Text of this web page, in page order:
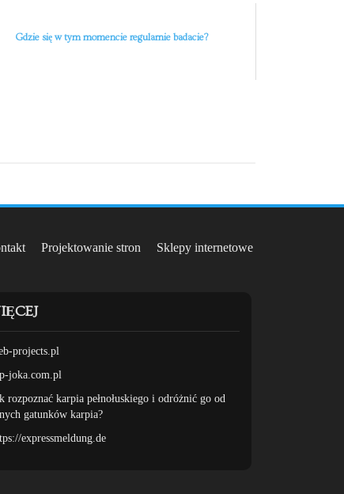
Gdzie się w tym momencie regularnie badacie?
Projektowanie stron Sklepy internetowe
projects.pl
joka.com.pl
rozpoznać karpia pełnołuskiego i odróżnić go od
gatunków karpia?
expressmeldung.de